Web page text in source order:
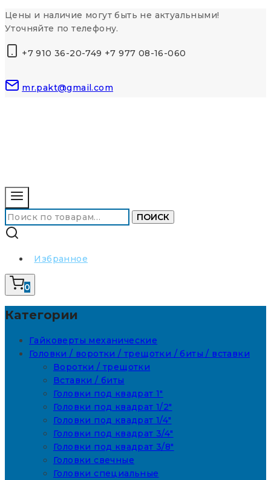
Перейти
к
Цены и наличие могут быть не актуальными!
Уточняйте по телефону.
+7 910 36-20-749 +7 977 08-16-060
mr.pakt@gmail.com
Искать: ПОИСК
Избранное
0
Категории
Гайковерты механические
Головки / воротки / трещотки / биты / вставки
Воротки / трещотки
Вставки / биты
Головки под квадрат 1"
Головки под квадрат 1/2"
Головки под квадрат 1/4"
Головки под квадрат 3/4"
Головки под квадрат 3/8"
Головки свечные
Головки специальные